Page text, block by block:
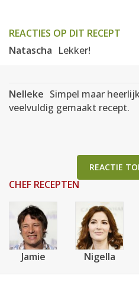
REACTIES OP DIT RECEPT
Natascha Lekker!
Nelleke Simpel maar
veelvuldig gemaakt recept.
REACTIE
CHEF RECEPTEN
Jamie Nigella